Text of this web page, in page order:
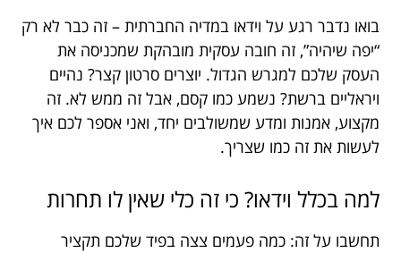
בואו נדבר רגע על וידאו במדיה החברתית – זה כבר לא רק
“יפה שיהיה”, זה חובה עסקית מובהקת שמכניסה את
העסק שלכם למגרש הגדול. יוצרים סרטון קצר? נהיים
ויראליים ברשת? נשמע כמו קסם, אבל זה ממש לא. זה
מקצוע, אמנות ומדע שמשולבים יחד, ואני אספר לכם איך
לעשות את זה כמו שצריך.
למה בכלל וידאו? כי זה כלי שאין לו תחרות
תחשבו על זה: כמה פעמים צצה בפיד שלכם תקציר